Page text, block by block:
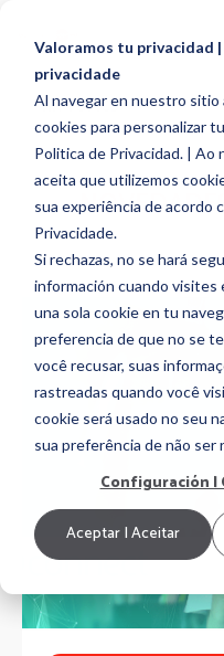
Valoramos tu privacidad
privacidade
Al navegar en nuestro sitio
cookies para personalizar
Politica de Privacidad. | Ao
aceita que utilizemos
sua experiência de acordo
Privacidade.
Si rechazas, no se hará
información cuando visites
una sola cookie en tu
preferencia de que no se
você recusar, suas
rastreadas quando você
cookie será usado no seu
sua preferência de não ser
Configuración |
Aceptar | Aceitar
HR TOPICS